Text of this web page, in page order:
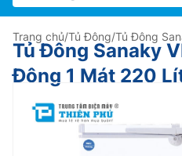
Trang chủ/Tủ Đông/Tủ Đông
Tủ Đông Sanaky
Đông 1 Mát 220